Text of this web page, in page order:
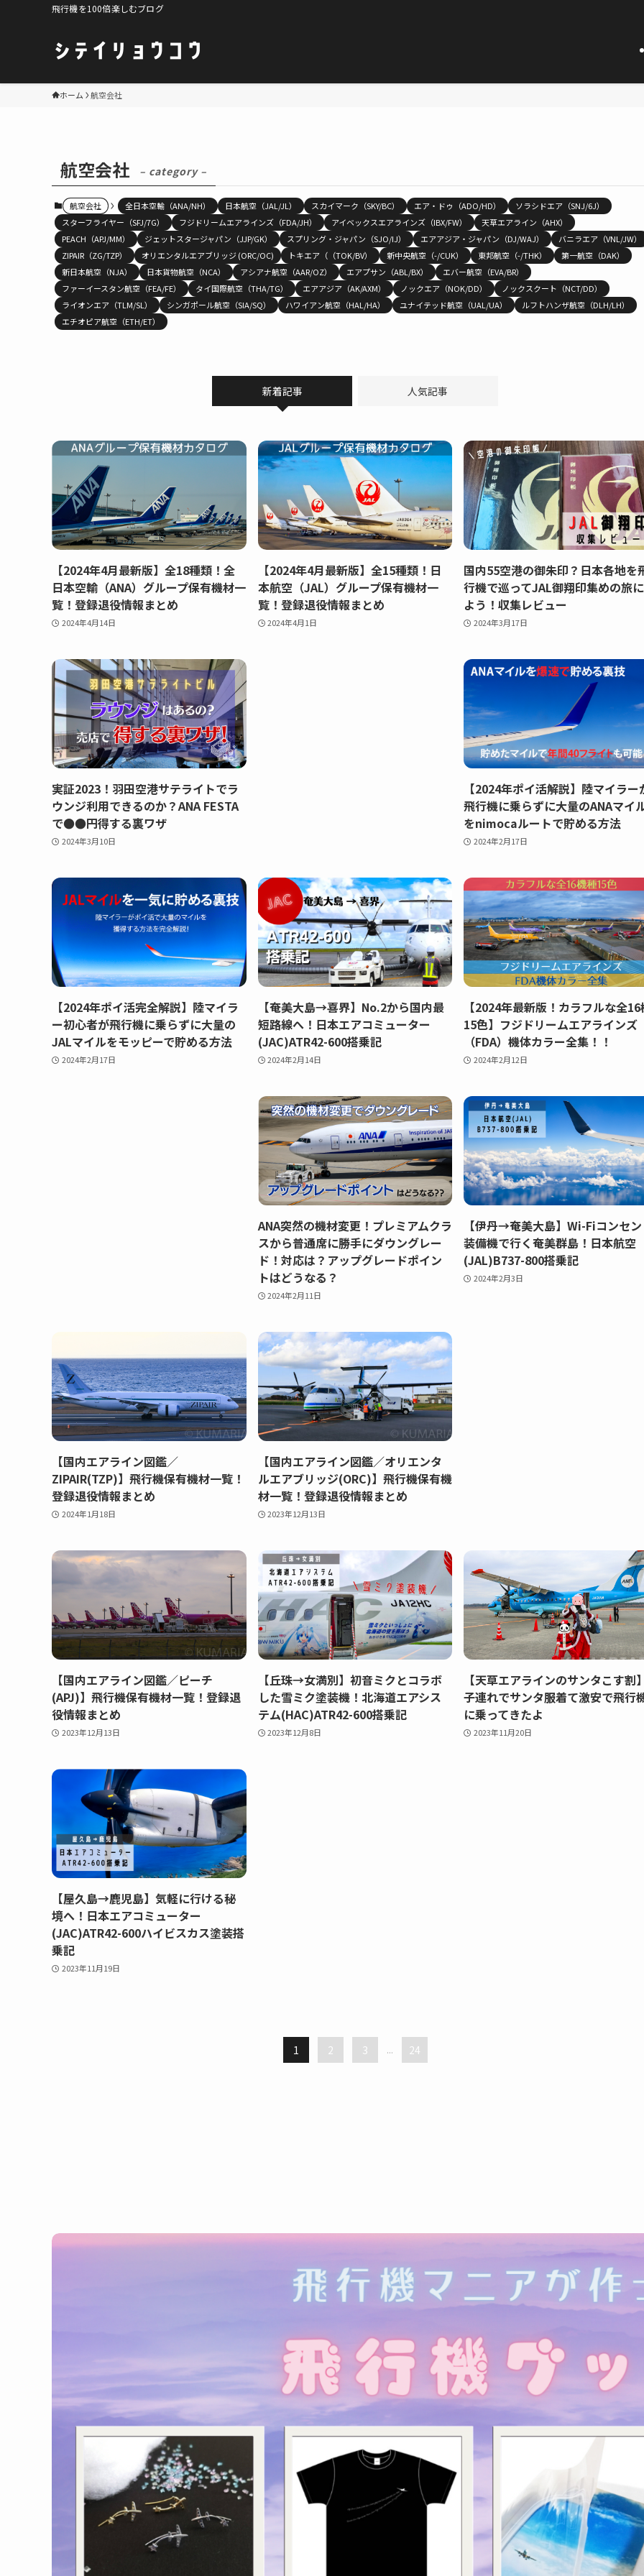
飛行機を100倍楽しむブログ
ホーム 航空会社
航空会社 – category –
航空会社 全日本空輸（ANA/NH） 日本航空（JAL/JL） スカイマーク（SKY/BC） エア・ドゥ（ADO/HD）
ソラシドエア（SNJ/6J）
スターフライヤー（SFJ/7G）
フジドリームエアラインズ（FDA/JH） アイベックスエアラインズ（IBX/FW）
天草エアライン（AHX）
PEACH（APJ/MM）
ジェットスタージャパン（JJP/GK） スプリング・ジャパン（SJO/IJ） エアアジア・ジャパン（DJ/WAJ）
バニラエア（VNL/JW）
ZIPAIR（ZG/TZP）
オリエンタルエアブリッジ (ORC/OC) トキエア（（TOK/BV） 新中央航空（-/CUK） 東邦航空（-/THK）
第一航空（DAK）
新日本航空（NJA）
日本貨物航空（NCA） アシアナ航空（AAR/OZ） エアプサン（ABL/BX）
エバー航空（EVA/BR）
ファーイースタン航空（FEA/FE）
タイ国際航空（THA/TG） エアアジア（AK/AXM） ノックエア（NOK/DD）
ノックスクート（NCT/DD）
ライオンエア（TLM/SL）
シンガポール航空（SIA/SQ） ハワイアン航空（HAL/HA） ユナイテッド航空（UAL/UA）
ルフトハンザ航空（DLH/LH）
エチオピア航空（ETH/ET）
新着記事 人気記事
【2024年4月最新版】全18種類！全
日本空輸（ANA）グループ保有機材一
覧！登録退役情報まとめ
2024年4月14日
【2024年4月最新版】全15種類！日
本航空（JAL）グループ保有機材一
覧！登録退役情報まとめ
2024年4月1日
国内55空港の御朱印？日本各地を
行機で巡ってJAL御翔印集めの旅
よう！収集レビュー
2024年3月17日
実証2023！羽田空港サテライトでラ
ウンジ利用できるのか？ANA FESTA
で●●円得する裏ワザ
2024年3月10日
【2024年ポイ活解説】陸マイラー
飛行機に乗らずに大量のANAマイ
をnimocaルートで貯める方法
2024年2月17日
【2024年ポイ活完全解説】陸マイラ
ー初心者が飛行機に乗らずに大量の
JALマイルをモッピーで貯める方法
2024年2月17日
【奄美大島→喜界】No.2から国内最
短路線へ！日本エアコミューター
(JAC)ATR42-600搭乗記
2024年2月14日
【2024年最新版！カラフルな全
15色】フジドリームエアラインズ
（FDA）機体カラー全集！！
2024年2月12日
ANA突然の機材変更！プレミアムクラ
スから普通席に勝手にダウングレー
ド！対応は？アップグレードポイン
トはどうなる？
2024年2月11日
【伊丹→奄美大島】Wi-Fiコンセ
装備機で行く奄美群島！日本航空
(JAL)B737-800搭乗記
2024年2月3日
【国内エアライン図鑑／
ZIPAIR(TZP)】飛行機保有機材一覧！
登録退役情報まとめ
2024年1月18日
【国内エアライン図鑑／オリエンタ
ルエアブリッジ(ORC)】飛行機保有機
材一覧！登録退役情報まとめ
2023年12月13日
【国内エアライン図鑑／ピーチ
(APJ)】飛行機保有機材一覧！登録退
役情報まとめ
2023年12月13日
【丘珠→女満別】初音ミクとコラボ
した雪ミク塗装機！北海道エアシス
テム(HAC)ATR42-600搭乗記
2023年12月8日
【天草エアラインのサンタこす割
子連れでサンタ服着て激安で飛行
に乗ってきたよ
2023年11月20日
【屋久島→鹿児島】気軽に行ける秘
境へ！日本エアコミューター
(JAC)ATR42-600ハイビスカス塗装搭
乗記
2023年11月19日
1 2 3 ... 24